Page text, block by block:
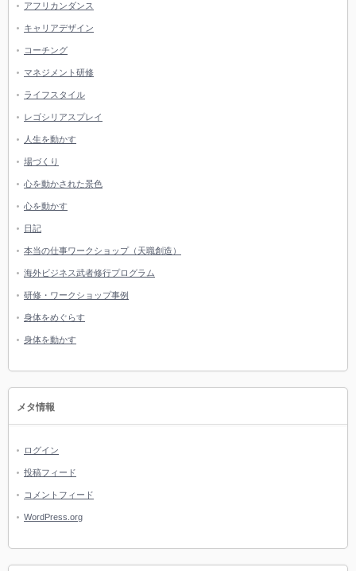
アフリカンダンス
キャリアデザイン
コーチング
マネジメント研修
ライフスタイル
レゴシリアスプレイ
人生を動かす
場づくり
心を動かされた景色
心を動かす
日記
本当の仕事ワークショップ（天職創造）
海外ビジネス武者修行プログラム
研修・ワークショップ事例
身体をめぐらす
身体を動かす
メタ情報
ログイン
投稿フィード
コメントフィード
WordPress.org